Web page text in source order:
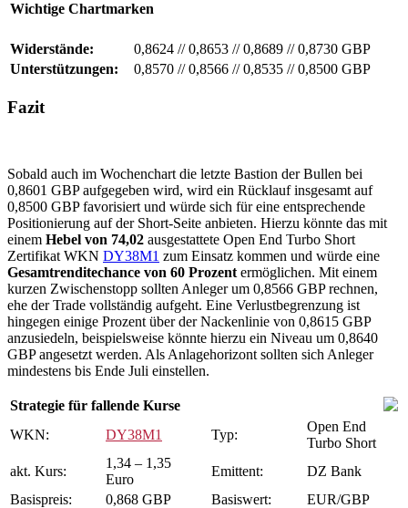
Wichtige Chartmarken
Widerstände: 0,8624 //0,8653 //0,8689 //0,8730 GBP
Unterstützungen:
0,8570 //0,8566 //0,8535 //0,8500 GBP
Fazit
Sobald auch im Wochenchart die letzte Bastion der Bullen bei
0,8601 GBP aufgegeben wird, wird ein Rücklauf insgesamt auf
0,8500 GBP favorisiert und würde sich für eine entsprechende
Positionierung auf der Short-Seite anbieten. Hierzu könnte das mit
einem Hebel von 74,02 ausgestattete Open End Turbo Short
Zertifikat WKN DY38M1 zum Einsatz kommen und würde eine
Gesamtrenditechance von 60 Prozent ermöglichen. Mit einem
kurzen Zwischenstopp sollten Anleger um 0,8566 GBP rechnen,
ehe der Trade vollständig aufgeht. Eine Verlustbegrenzung ist
hingegen einige Prozent über der Nackenlinie von 0,8615 GBP
anzusiedeln, beispielsweise könnte hierzu ein Niveau um 0,8640
GBP angesetzt werden. Als Anlagehorizont sollten sich Anleger
mindestens bis Ende Juli einstellen.
Strategie für fallende Kurse
WKN:
DY38M1 Typ:
Open End
Turbo Short
akt. Kurs:
1,34 – 1,35
Euro
Emittent:
DZ Bank
Basispreis:
0,868 GBP Basiswert:
EUR/GBP